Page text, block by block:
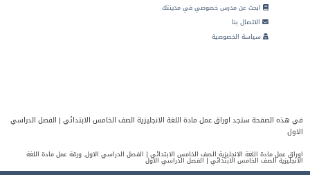
ابحث عن مدرس خصوصي في مدينتك
الاتصال بنا
سياسة الخصوصية
في هذه الصفحة ستجد اوراق عمل مادة اللغة الانجليزية الصف الخامس الابتدائي | الفصل الدراسي
الاول
اوراق عمل مادة اللغة الانجليزية الصف الخامس الابتدائي | الفصل الدراسي الاول, ورقة عمل مادة اللغة
الانجليزية الصف الخامس الابتدائي | الفصل الدراسي الاول